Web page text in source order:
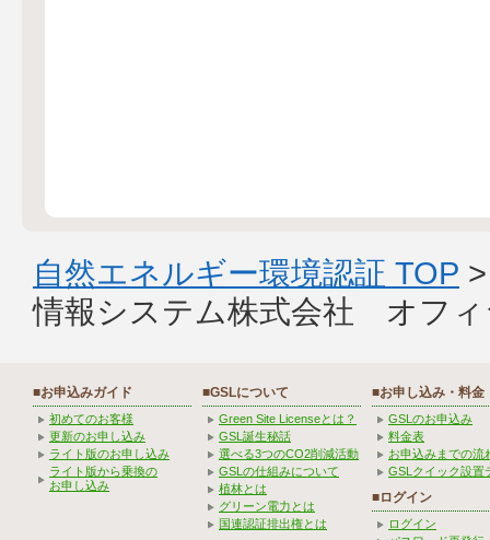
自然エネルギー環境認証 TOP
情報システム株式会社 オフ
■お申込みガイド
初めてのお客様
更新のお申し込み
ライト版のお申し込み
ライト版から乗換の
お申し込み
■GSLについて
Green Site Licenseとは？
GSL誕生秘話
選べる3つのCO2削減活動
GSLの仕組みについて
植林とは
グリーン電力とは
国連認証排出権とは
■お申し込み・料金
GSLのお申込み
料金表
お申込みまでの流
GSLクイック設置
■ログイン
ログイン